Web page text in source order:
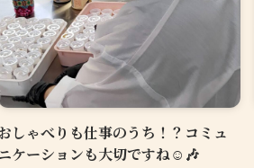
しゃべりも仕事のうち！？コミュ
ケーションも大切ですね☺️🎶